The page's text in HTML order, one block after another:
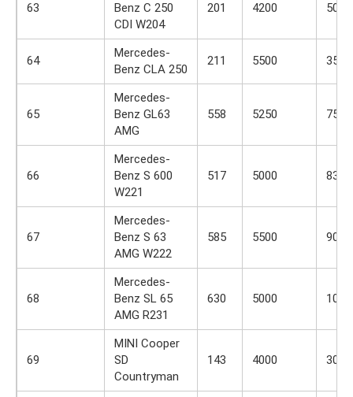
63
Benz C 250
CDI W204
201 4200 500
64
Mercedes-
Benz CLA 250
211 5500 350
65
Mercedes-
Benz GL63
AMG
558 5250 759
66
Mercedes-
Benz S 600
W221
517 5000 830
67
Mercedes-
Benz S 63
AMG W222
585 5500 900
68
Mercedes-
Benz SL 65
AMG R231
630 5000 1000
69
MINI Cooper
SD
Countryman
143 4000 305